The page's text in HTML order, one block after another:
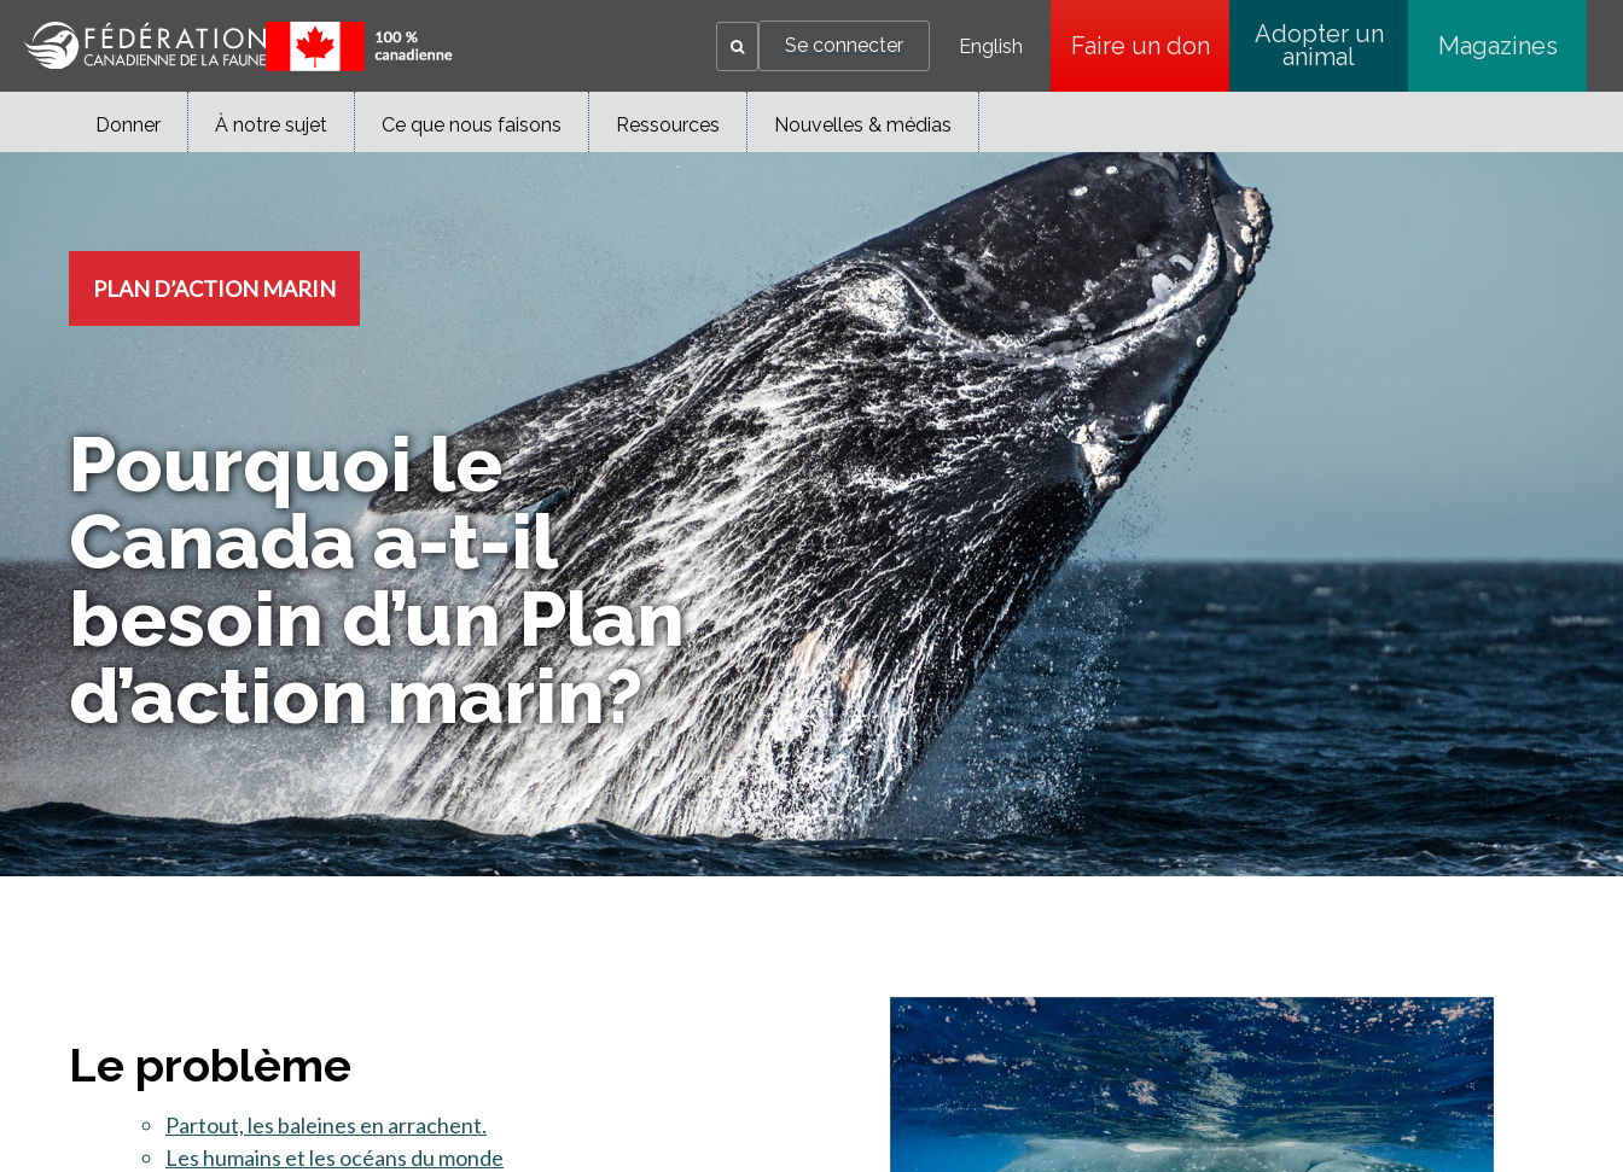
Se connecter English Faire un dons’ouvre dans un nouvel onglet
Adopter un
animal Magazines
Donner À notre sujet Ce que nous faisons Ressources Nouvelles & médias
PLAN D’ACTION MARIN
Pourquoi le
Canada a-t-il
besoin d’un Plan
d’action marin?
Le problème
Partout, les baleines en arrachent.
Les humains et les océans du monde